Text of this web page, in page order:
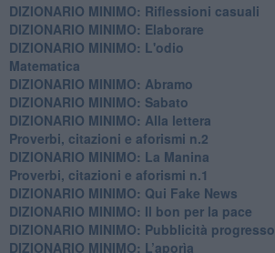
DIZIONARIO MINIMO: Riflessioni casuali
DIZIONARIO MINIMO: Elaborare
DIZIONARIO MINIMO: L'odio
​Matematica
DIZIONARIO MINIMO: Abramo
DIZIONARIO MINIMO: Sabato
​DIZIONARIO MINIMO: Alla lettera
Proverbi, citazioni e aforismi n.2
DIZIONARIO MINIMO: La Manina
​Proverbi, citazioni e aforismi n.1
DIZIONARIO MINIMO: Qui Fake News
DIZIONARIO MINIMO: ​Il bon per la pace
DIZIONARIO MINIMO: Pubblicità progresso
DIZIONARIO MINIMO: L’aporìa